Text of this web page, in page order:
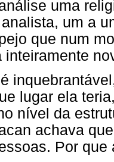
uma
um a
que num
inteiramente
lugar ela
nível da
achava
Por que